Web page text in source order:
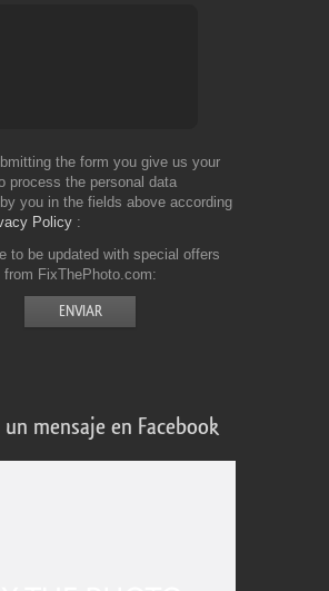
the form you give us your
process the personal data
you in the fields above according
Policy
to be updated with special offers
from FixThePhoto.com
un mensaje en Facebook